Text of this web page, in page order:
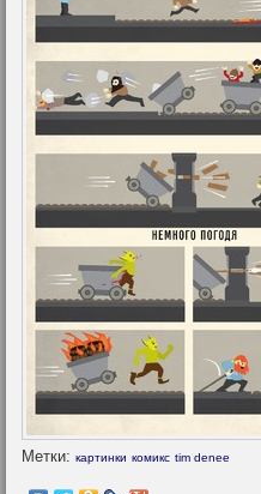
Метки: картинки комикс tim denee